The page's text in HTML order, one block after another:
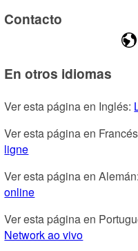
Contacto
En otros idiomas
Ver esta página en Inglés:
Ver esta página en
ligne
Ver esta página en Alemán:
online
Ver esta página en
Network ao vivo